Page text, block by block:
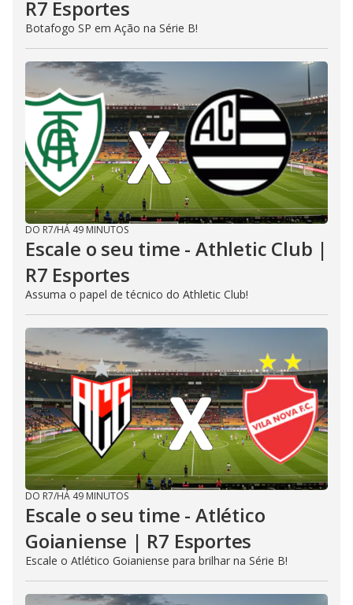
R7 Esportes
Botafogo SP em Ação na Série B!
DO R7/HÁ 49 MINUTOS
Escale o seu time - Athletic Club |
R7 Esportes
Assuma o papel de técnico do Athletic Club!
DO R7/HÁ 49 MINUTOS
Escale o seu time - Atlético
Goianiense | R7 Esportes
Escale o Atlético Goianiense para brilhar na Série B!